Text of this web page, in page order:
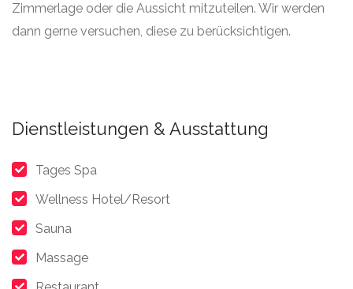
Zimmerlage oder die Aussicht mitzuteilen. Wir werden
dann gerne versuchen, diese zu berücksichtigen.
Dienstleistungen & Ausstattung
Tages Spa
Wellness Hotel/Resort
Sauna
Massage